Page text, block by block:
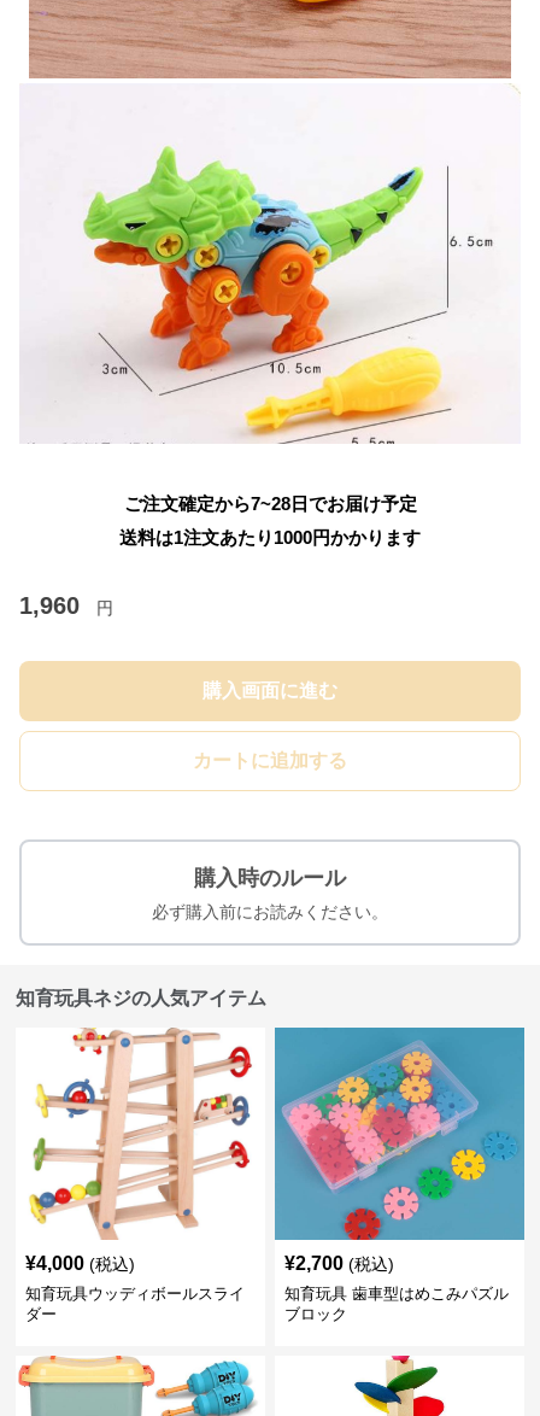
ご注文確定から7~28日でお届け予定
送料は1注文あたり 1000円かかります
1,960 円
購入画面に進む
カートに追加する
購入時のルール
必ず購入前にお読みください。
知育玩具ネジの人気アイテム
¥4,000 (税込)
知育玩具ウッディボールスライ
ダー
¥2,700 (税込)
知育玩具 歯車型はめこみパズル
ブロック